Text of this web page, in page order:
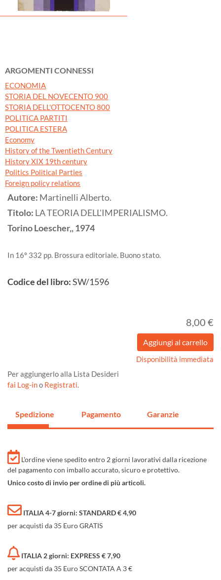
ARGOMENTI CONNESSI
ECONOMIA
STORIA DEL NOVECENTO 900
STORIA DELL'OTTOCENTO 800
POLITICA PARTITI
POLITICA ESTERA
Economy
History of the Twentieth Century
History XIX 19th century
Politics Political Parties
Foreign policy relations
Autore: Martinelli Alberto.
Titolo: LA TEORIA DELL'IMPERIALISMO.
TorinoLoescher,,1974
In 16º 332 pp. Brossura editoriale. Buono stato.
Codice del libro:SW/1596
8,00 €
Disponibilità immediata
Per aggiungerlo alla Lista Desideri
fai Log-ino Registrati.
Spedizione Pagamento Garanzie
L'ordine viene spedito entro 2 giorni lavorativi dalla ricezione
del pagamento con imballo accurato, sicuro e protettivo.
Unico costo di invio per ordine di più articoli.
ITALIA 4-7 giorni: STANDARD € 4,90
per acquisti da 35 Euro GRATIS
ITALIA 2 giorni: EXPRESS € 7,90
per acquisti da 35 Euro SCONTATA A 3 €